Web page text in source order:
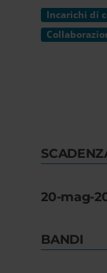
Incarichi di
20-mag-
BANDI